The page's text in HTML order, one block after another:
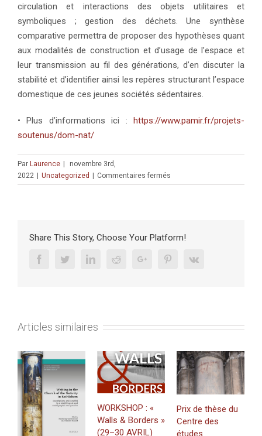
circulation et interactions des objets utilitaires et
symboliques ; gestion des déchets. Une synthèse
comparative permettra de proposer des hypothèses quant
aux modalités de construction et d’usage de l’espace et
leur transmission au fil des générations, d’en discuter la
stabilité et d’identifier ainsi les repères structurant l’espace
domestique de ces jeunes sociétés sédentaires.
• Plus d’informations ici :
https://www.pamir.fr/projets-
soutenus/dom-nat/
Par Laurence
novembre 3rd,
2022
Uncategorized Commentaires fermés
PROJETS
DOM-
:
chez
primo-
sédentaires
du
Proche-
(2022-
2024).
Share This Story, Choose Your Platform!
FacebookTwitterLinkedinRedditGoogle+ PinterestVk
Articles similaires
WORKSHOP : «
Walls & Borders »
(29–30 AVRIL)
Prix de thèse du
Centre des
études